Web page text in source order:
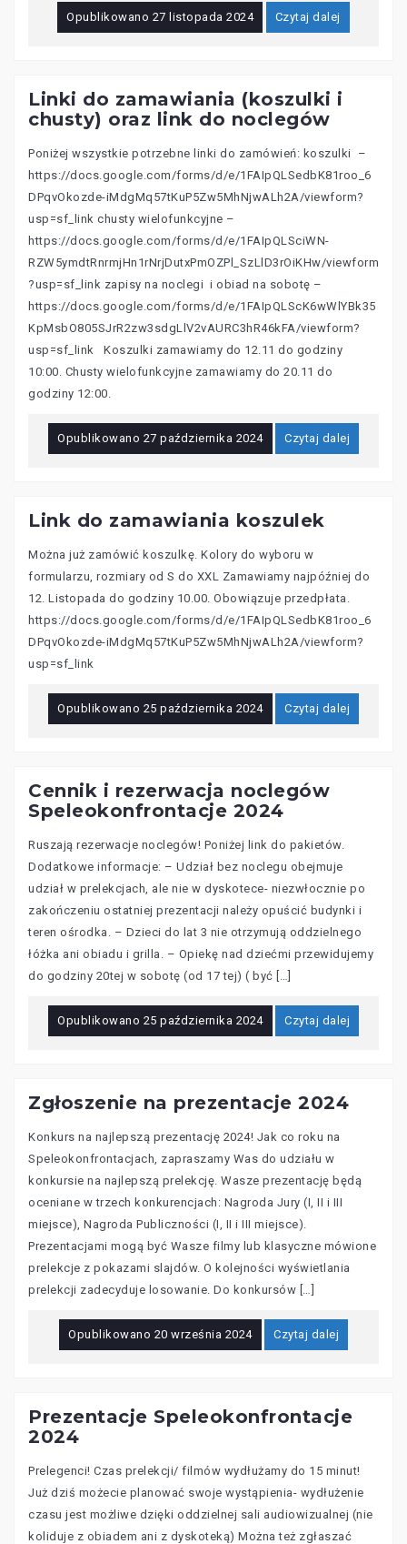
Opublikowano 27 listopada 2024 Czytaj dalej
Linki do zamawiania (koszulki i
chusty) oraz link do noclegów
Poniżej wszystkie potrzebne linki do zamówień: koszulki –
https://docs.google.com/forms/d/e/1FAIpQLSedbK81roo_6
DPqvOkozde-iMdgMq57tKuP5Zw5MhNjwALh2A/viewform?
usp=sf_link chusty wielofunkcyjne –
https://docs.google.com/forms/d/e/1FAIpQLSciWN-
RZW5ymdtRnrmjHn1rNrjDutxPmOZPl_SzLlD3rOiKHw/viewform
?usp=sf_link zapisy na noclegi i obiad na sobotę –
https://docs.google.com/forms/d/e/1FAIpQLScK6wWlYBk35
KpMsbO805SJrR2zw3sdgLlV2vAURC3hR46kFA/viewform?
usp=sf_link Koszulki zamawiamy do 12.11 do godziny
10:00. Chusty wielofunkcyjne zamawiamy do 20.11 do
godziny 12:00.
Opublikowano 27 października 2024 Czytaj dalej
Link do zamawiania koszulek
Można już zamówić koszulkę. Kolory do wyboru w
formularzu, rozmiary od S do XXL Zamawiamy najpóźniej do
12. Listopada do godziny 10.00. Obowiązuje przedpłata.
https://docs.google.com/forms/d/e/1FAIpQLSedbK81roo_6
DPqvOkozde-iMdgMq57tKuP5Zw5MhNjwALh2A/viewform?
usp=sf_link
Opublikowano 25 października 2024 Czytaj dalej
Cennik i rezerwacja noclegów
Speleokonfrontacje 2024
Ruszają rezerwacje noclegów! Poniżej link do pakietów.
Dodatkowe informacje: – Udział bez noclegu obejmuje
udział w prelekcjach, ale nie w dyskotece- niezwłocznie po
zakończeniu ostatniej prezentacji należy opuścić budynki i
teren ośrodka. – Dzieci do lat 3 nie otrzymują oddzielnego
łóżka ani obiadu i grilla. – Opiekę nad dziećmi przewidujemy
do godziny 20tej w sobotę (od 17 tej) ( być […]
Opublikowano 25 października 2024 Czytaj dalej
Zgłoszenie na prezentacje 2024
Konkurs na najlepszą prezentację 2024! Jak co roku na
Speleokonfrontacjach, zapraszamy Was do udziału w
konkursie na najlepszą prelekcję. Wasze prezentację będą
oceniane w trzech konkurencjach: Nagroda Jury (I, II i III
miejsce), Nagroda Publiczności (I, II i III miejsce).
Prezentacjami mogą być Wasze filmy lub klasyczne mówione
prelekcje z pokazami slajdów. O kolejności wyświetlania
prelekcji zadecyduje losowanie. Do konkursów […]
Opublikowano 20 września 2024 Czytaj dalej
Prezentacje Speleokonfrontacje
2024
Prelegenci! Czas prelekcji/ filmów wydłużamy do 15 minut!
Już dziś możecie planować swoje wystąpienia- wydłużenie
czasu jest możliwe dzięki oddzielnej sali audiowizualnej (nie
koliduje z obiadem ani z dyskoteką) Można też zgłaszać